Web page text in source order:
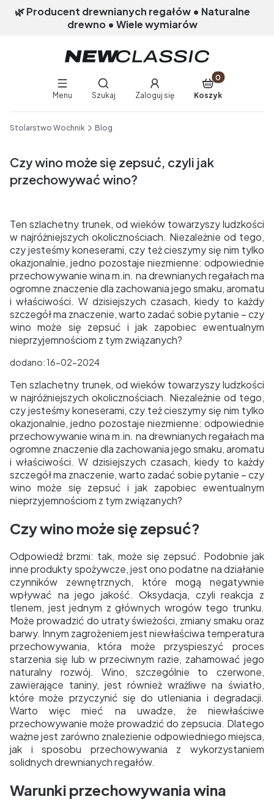
🌿 Producent drewnianych regałów • Naturalne
drewno • Wiele wymiarów
Menu
Otwórz wyszukiwarkę
Szukaj Zaloguj się
Produkty w
Koszyk
Stolarstwo Wochnik Blog
Czy wino może się zepsuć, czyli jak
przechowywać wino?
Ten szlachetny trunek, od wieków towarzyszy ludzkości
w najróżniejszych okolicznościach. Niezależnie od tego,
czy jesteśmy koneserami, czy też cieszymy się nim tylko
okazjonalnie, jedno pozostaje niezmienne: odpowiednie
przechowywanie wina m.in. na drewnianych regałach ma
ogromne znaczenie dla zachowania jego smaku, aromatu
i właściwości. W dzisiejszych czasach, kiedy to każdy
szczegół ma znaczenie, warto zadać sobie pytanie – czy
wino może się zepsuć i jak zapobiec ewentualnym
nieprzyjemnościom z tym związanych?
dodano: 16-02-2024
Ten szlachetny trunek, od wieków towarzyszy ludzkości
w najróżniejszych okolicznościach. Niezależnie od tego,
czy jesteśmy koneserami, czy też cieszymy się nim tylko
okazjonalnie, jedno pozostaje niezmienne: odpowiednie
przechowywanie wina m.in. na drewnianych regałach ma
ogromne znaczenie dla zachowania jego smaku, aromatu
i właściwości. W dzisiejszych czasach, kiedy to każdy
szczegół ma znaczenie, warto zadać sobie pytanie – czy
wino może się zepsuć i jak zapobiec ewentualnym
nieprzyjemnościom z tym związanych?
Czy wino może się zepsuć?
Odpowiedź brzmi: tak, może się zepsuć. Podobnie jak
inne produkty spożywcze, jest ono podatne na działanie
czynników zewnętrznych, które mogą negatywnie
wpływać na jego jakość. Oksydacja, czyli reakcja z
tlenem, jest jednym z głównych wrogów tego trunku.
Może prowadzić do utraty świeżości, zmiany smaku oraz
barwy. Innym zagrożeniem jest niewłaściwa temperatura
przechowywania, która może przyspieszyć proces
starzenia się lub w przeciwnym razie, zahamować jego
naturalny rozwój. Wino, szczególnie to czerwone,
zawierające taniny, jest również wrażliwe na światło,
które może przyczynić się do utleniania i degradacji.
Warto więc mieć na uwadze, że niewłaściwe
przechowywanie może prowadzić do zepsucia. Dlatego
ważne jest zarówno znalezienie odpowiedniego miejsca,
jak i sposobu przechowywania z wykorzystaniem
solidnych drewnianych regałów.
Warunki przechowywania wina